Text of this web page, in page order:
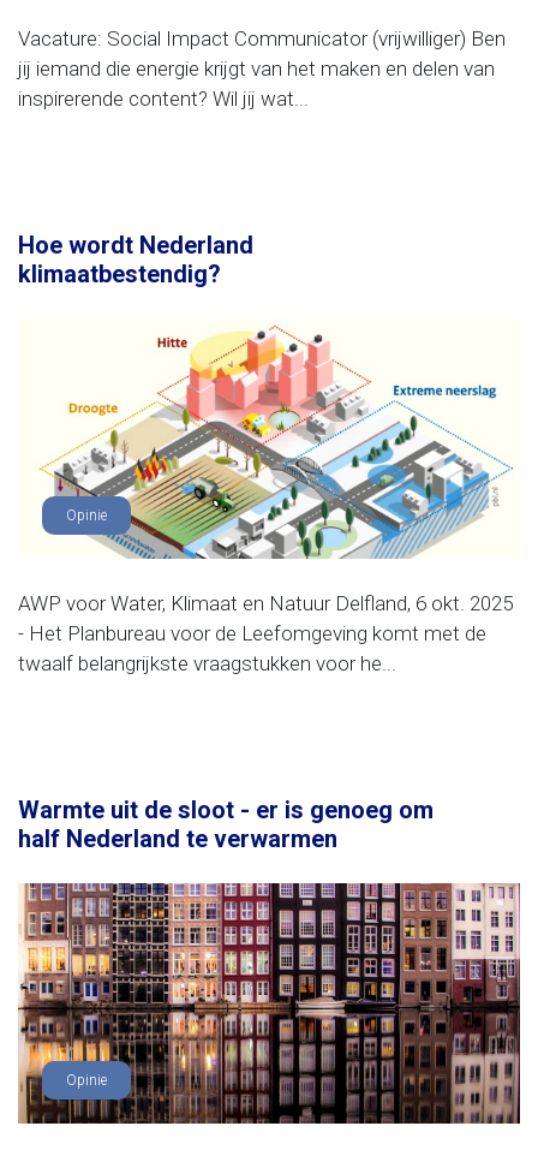
Vacature: Social Impact Communicator (vrijwilliger) Ben
jij iemand die energie krijgt van het maken en delen van
inspirerende content? Wil jij wat...
Hoe wordt Nederland
klimaatbestendig?
Opinie
AWP voor Water, Klimaat en Natuur Delfland, 6 okt. 2025
- Het Planbureau voor de Leefomgeving komt met de
twaalf belangrijkste vraagstukken voor he...
Warmte uit de sloot - er is genoeg om
half Nederland te verwarmen
Opinie